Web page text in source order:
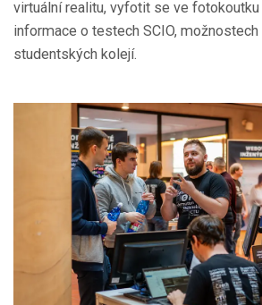
virtuální realitu, vyfotit se ve
informace o testech SCIO,
studentských kolejí.